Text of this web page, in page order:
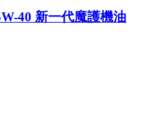
40 新一代魔護機油